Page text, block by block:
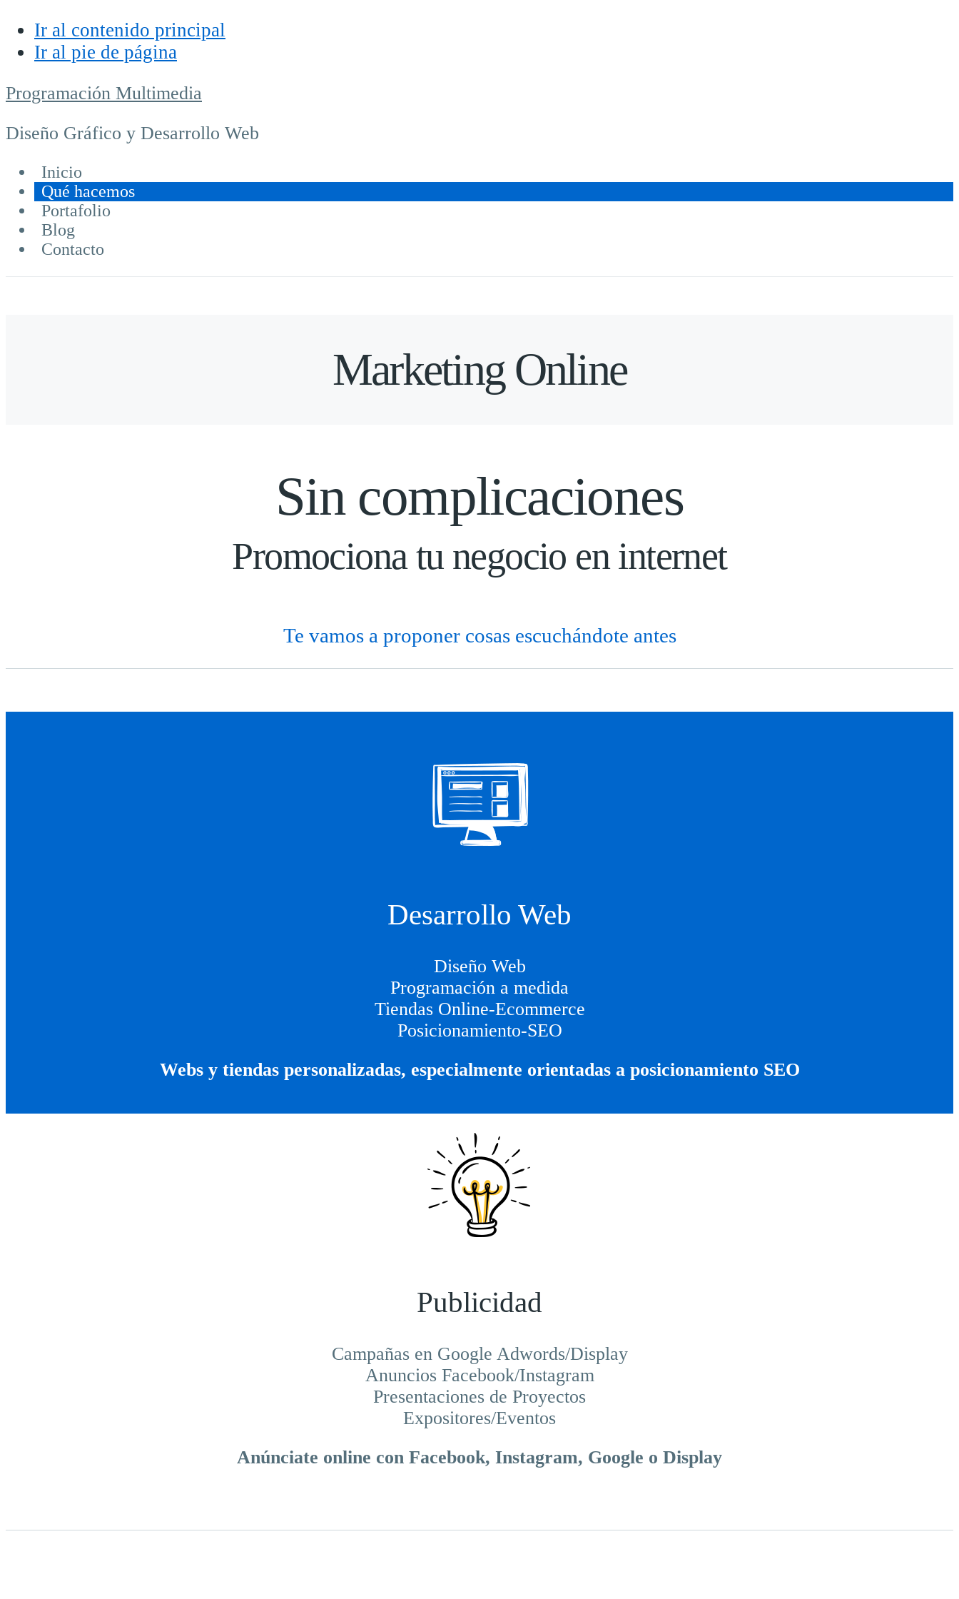
Ir al contenido principal
Ir al pie de página
Programación Multimedia
Diseño Gráfico y Desarrollo Web
Inicio
Qué hacemos
Portafolio
Blog
Contacto
Marketing Online
Sin complicaciones
Promociona tu negocio en internet
Te vamos a proponer cosas escuchándote antes
Desarrollo Web
Diseño Web
Programación a medida
Tiendas Online-Ecommerce
Posicionamiento-SEO
Webs y tiendas personalizadas, especialmente orientadas a posicionamiento SEO
Publicidad
Campañas en Google Adwords/Display
Anuncios Facebook/Instagram
Presentaciones de Proyectos
Expositores/Eventos
Anúnciate online con Facebook, Instagram, Google o Display